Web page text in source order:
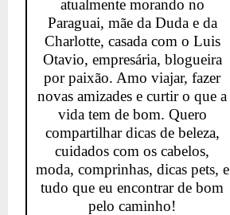
atualmente morando no
Paraguai, mãe da Duda e da
Charlotte, casada com o Luis
Otavio, empresária, blogueira
por paixão. Amo viajar, fazer
novas amizades e curtir o que a
vida tem de bom. Quero
compartilhar dicas de beleza,
cuidados com os cabelos,
moda, comprinhas, dicas pets, e
tudo que eu encontrar de bom
pelo caminho!